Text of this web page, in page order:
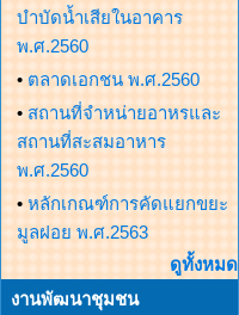
บำบัดน้ำเสียในอาคาร
พ.ศ.2560
• ตลาดเอกชน พ.ศ.2560
• สถานที่จำหน่ายอาหรและ
สถานที่สะสมอาหาร
พ.ศ.2560
• หลักเกณฑ์การคัดแยกขยะ
มูลฝอย พ.ศ.2563
ดูทั้งหมด
งานพัฒนาชุมชน